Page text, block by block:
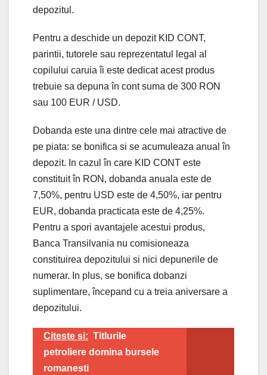
depozitul.
Pentru a deschide un depozit KID CONT,
parintii, tutorele sau reprezentatul legal al
copilului caruia îi este dedicat acest produs
trebuie sa depuna în cont suma de 300 RON
sau 100 EUR / USD.
Dobanda este una dintre cele mai atractive de
pe piata: se bonifica si se acumuleaza anual în
depozit. In cazul în care KID CONT este
constituit în RON, dobanda anuala este de
7,50%, pentru USD este de 4,50%, iar pentru
EUR, dobanda practicata este de 4,25%.
Pentru a spori avantajele acestui produs,
Banca Transilvania nu comisioneaza
constituirea depozitului si nici depunerile de
numerar. In plus, se bonifica dobanzi
suplimentare, începand cu a treia aniversare a
depozitului.
Citeste si: Titlurile
petroliere domina bursele
romanesti